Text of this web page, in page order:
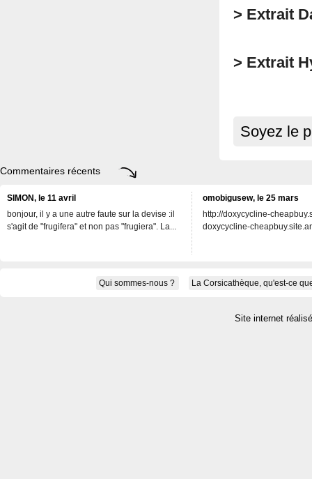
> Extrait
> Extrait
Soyez le
Commentaires récents
SIMON, le 11 avril
bonjour, il y a une autre faute sur la devise :il
s'agit de "frugifera" et non pas "frugiera". La...
omobigusew, le 25 mars
http://doxycycline-
doxycycline-
Qui sommes-nous ? La Corsicathèque, qu'est-ce
Site internet